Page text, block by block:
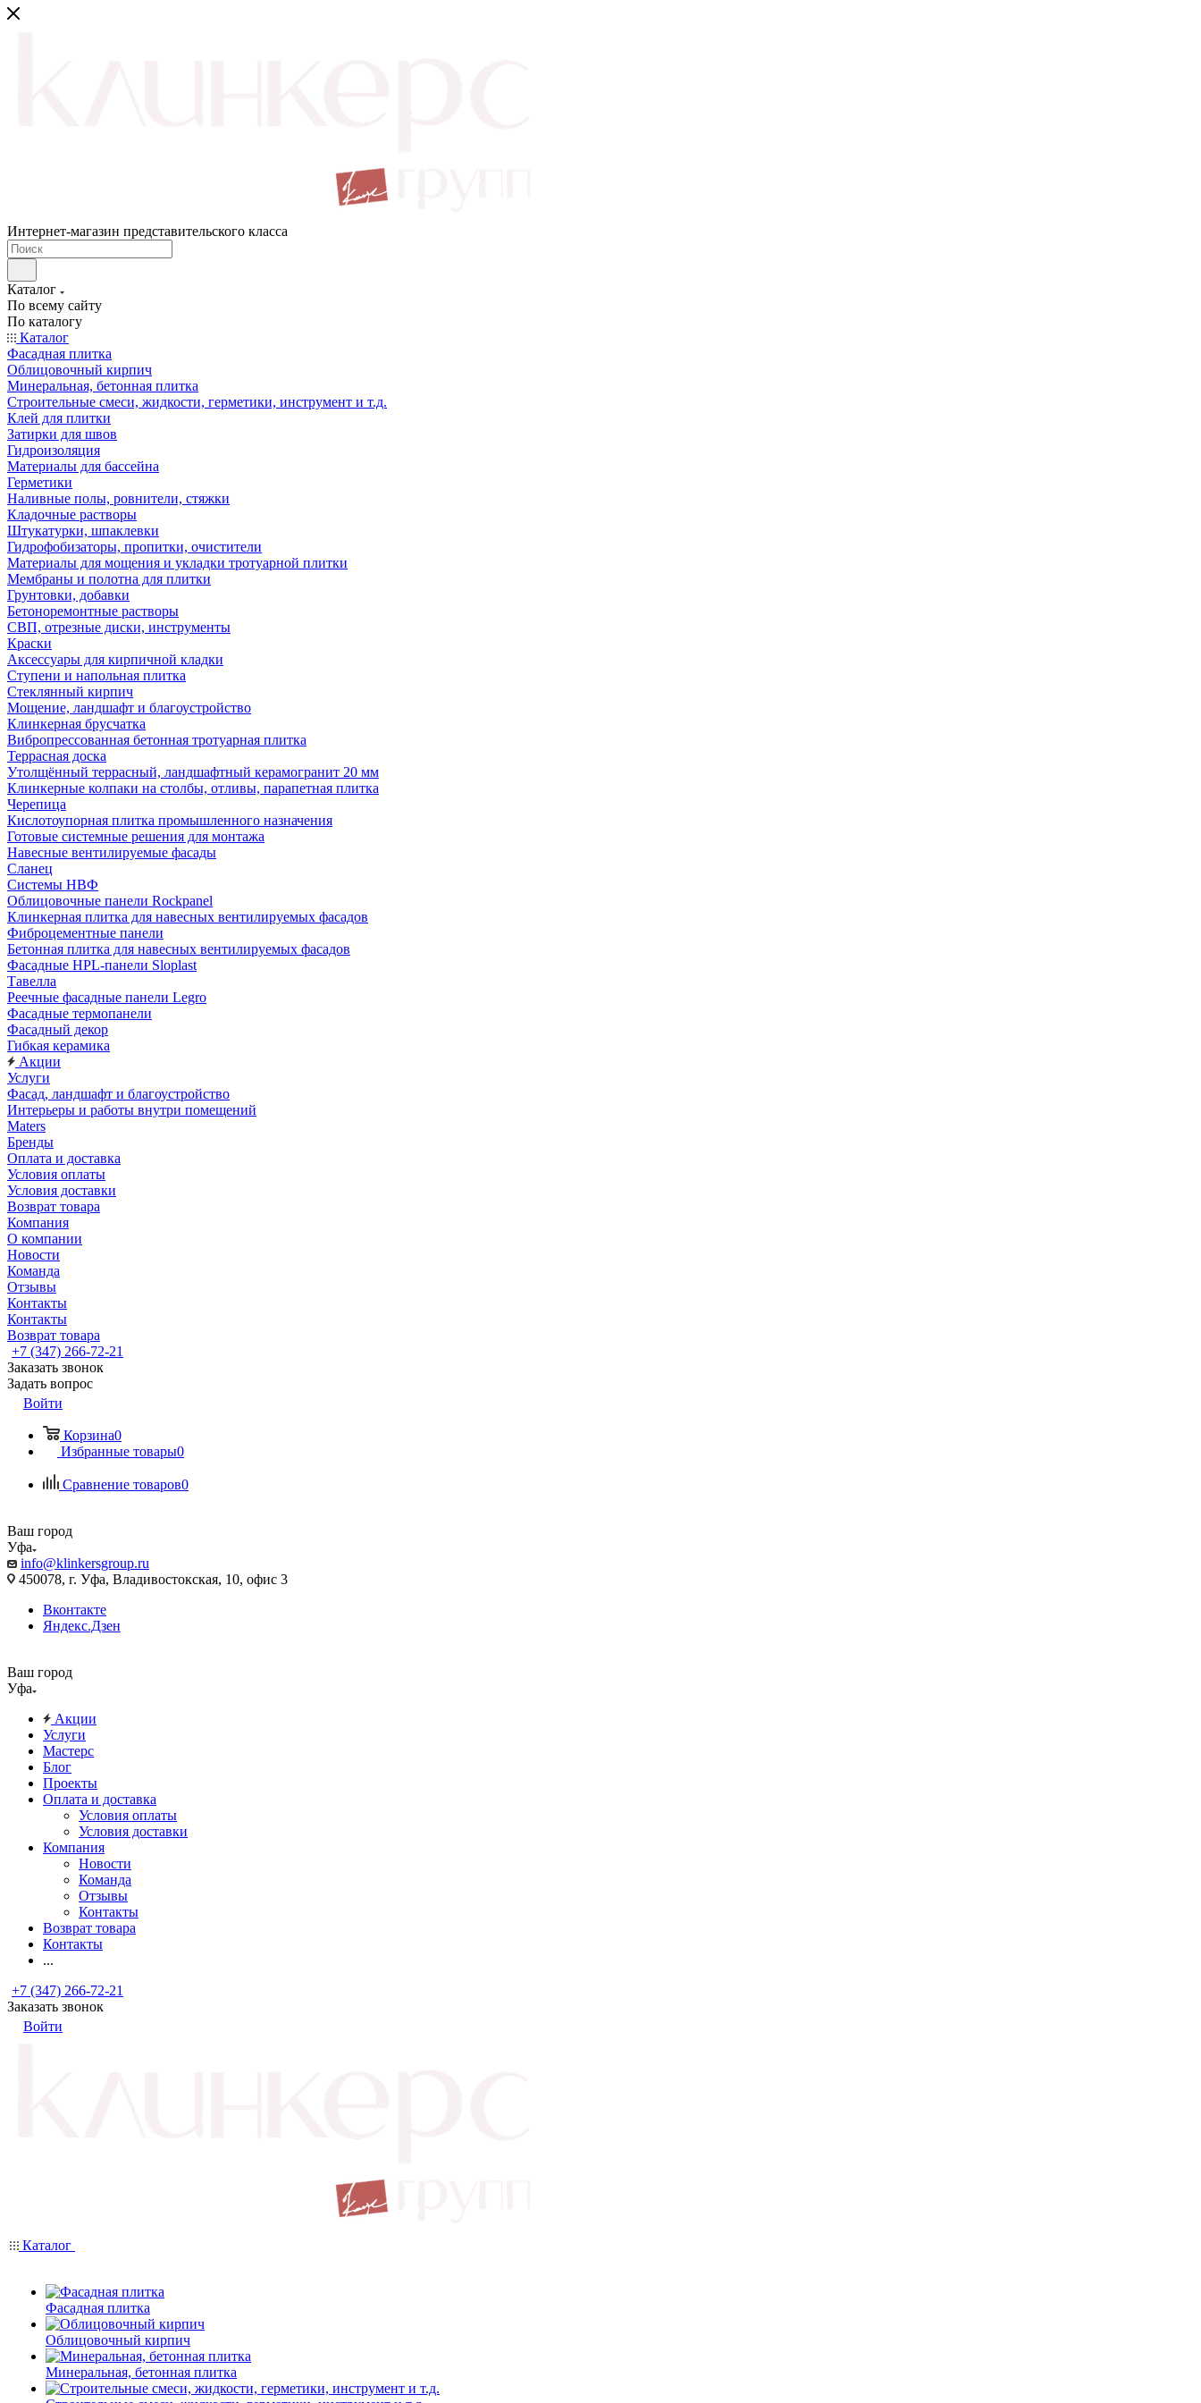
Интернет-магазин представительского класса
Каталог
По всему сайту
По каталогу
Каталог
Фасадная плитка
Облицовочный кирпич
Минеральная, бетонная плитка
Строительные смеси, жидкости, герметики, инструмент и т.д.
Клей для плитки
Затирки для швов
Гидроизоляция
Материалы для бассейна
Герметики
Наливные полы, ровнители, стяжки
Кладочные растворы
Штукатурки, шпаклевки
Гидрофобизаторы, пропитки, очистители
Материалы для мощения и укладки тротуарной плитки
Мембраны и полотна для плитки
Грунтовки, добавки
Бетоноремонтные растворы
СВП, отрезные диски, инструменты
Краски
Аксессуары для кирпичной кладки
Ступени и напольная плитка
Cтеклянный кирпич
Мощение, ландшафт и благоустройство
Клинкерная брусчатка
Вибропрессованная бетонная тротуарная плитка
Террасная доска
Утолщённый террасный, ландшафтный керамогранит 20 мм
Клинкерные колпаки на столбы, отливы, парапетная плитка
Черепица
Кислотоупорная плитка промышленного назначения
Готовые системные решения для монтажа
Навесные вентилируемые фасады
Сланец
Системы НВФ
Облицовочные панели Rockpanel
Клинкерная плитка для навесных вентилируемых фасадов
Фиброцементные панели
Бетонная плитка для навесных вентилируемых фасадов
Фасадные HPL-панели Sloplast
Тавелла
Реечные фасадные панели Legro
Фасадные термопанели
Фасадный декор
Гибкая керамика
Акции
Услуги
Фасад, ландшафт и благоустройство
Интерьеры и работы внутри помещений
Maters
Бренды
Оплата и доставка
Условия оплаты
Условия доставки
Возврат товара
Компания
О компании
Новости
Команда
Отзывы
Контакты
Контакты
Возврат товара
+7 (347) 266-72-21
Заказать звонок
Задать вопрос
Войти
Корзина0
Избранные товары0
Сравнение товаров0
Ваш город
Уфа
info@klinkersgroup.ru
450078, г. Уфа, Владивостокская, 10, офис 3
Вконтакте
Яндекс.Дзен
Ваш город
Уфа
Акции
Услуги
Мастерс
Блог
Проекты
Оплата и доставка
Условия оплаты
Условия доставки
Компания
Новости
Команда
Отзывы
Контакты
Возврат товара
Контакты
...
+7 (347) 266-72-21
Заказать звонок
Войти
Каталог
Фасадная плитка
Облицовочный кирпич
Минеральная, бетонная плитка